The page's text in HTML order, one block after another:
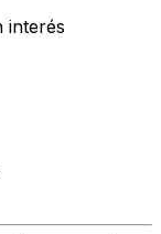
interés